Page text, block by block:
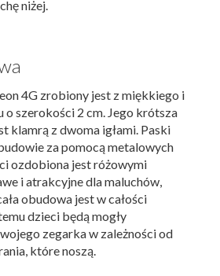
niżej.
4G zrobiony jest z miękkiego i
o szerokości 2 cm. Jego krótsza
klamrą z dwoma igłami. Paski
za pomocą metalowych
ozdobiona jest różowymi
i atrakcyjne dla maluchów,
obudowa jest w całości
dzieci będą mogły
zegarka w zależności od
które noszą.